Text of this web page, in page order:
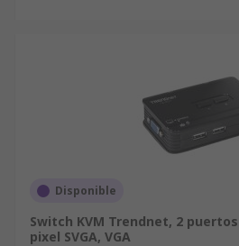
Disponible
Switch KVM Trendnet, 2 puertos
pixel SVGA, VGA